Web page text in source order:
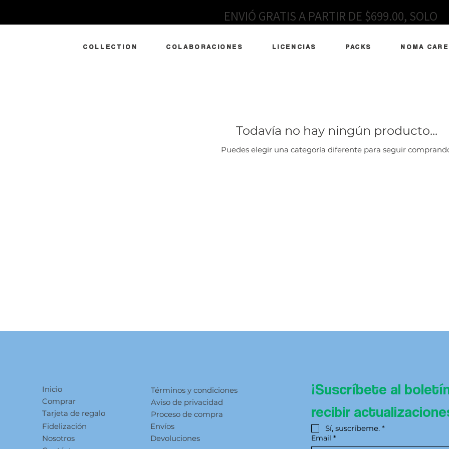
ENVIÓ GRATIS A PARTIR DE $699.00, SOLO
COLLECTION COLABORACIONES LICENCIAS PACKS NOMA CARE
Todavía no hay ningún producto...
Puedes elegir una categoría diferente para seguir
Inicio
Comprar
Tarjeta de regalo
Fidelización
Nosotros
Términos y condiciones
Aviso de privacidad
Proceso de compra
Envíos
Devoluciones
¡Suscríbete al
recibir
Sí, suscríbeme. *
Email *